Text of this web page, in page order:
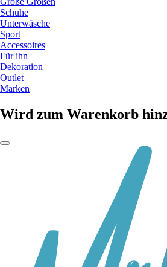
Schuhe
Unterwäsche
Sport
Accessoires
Für ihn
Dekoration
Outlet
Marken
Wird zum Warenkorb